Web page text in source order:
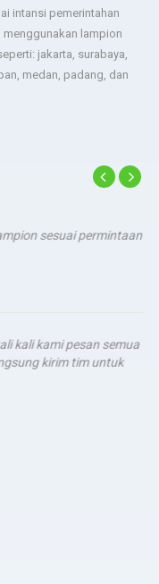
intansi pemerintahan
menggunakan lampion
jakarta, surabaya,
medan, padang, dan
sesuai permintaan
kali kami pesan semua
kirim tim untuk